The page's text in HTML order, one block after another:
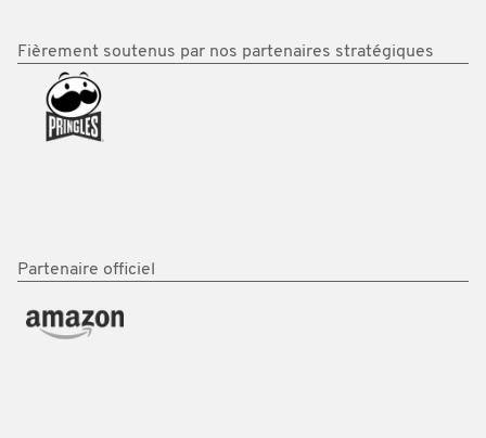
Fièrement soutenus par nos partenaires stratégiques
Partenaire officiel